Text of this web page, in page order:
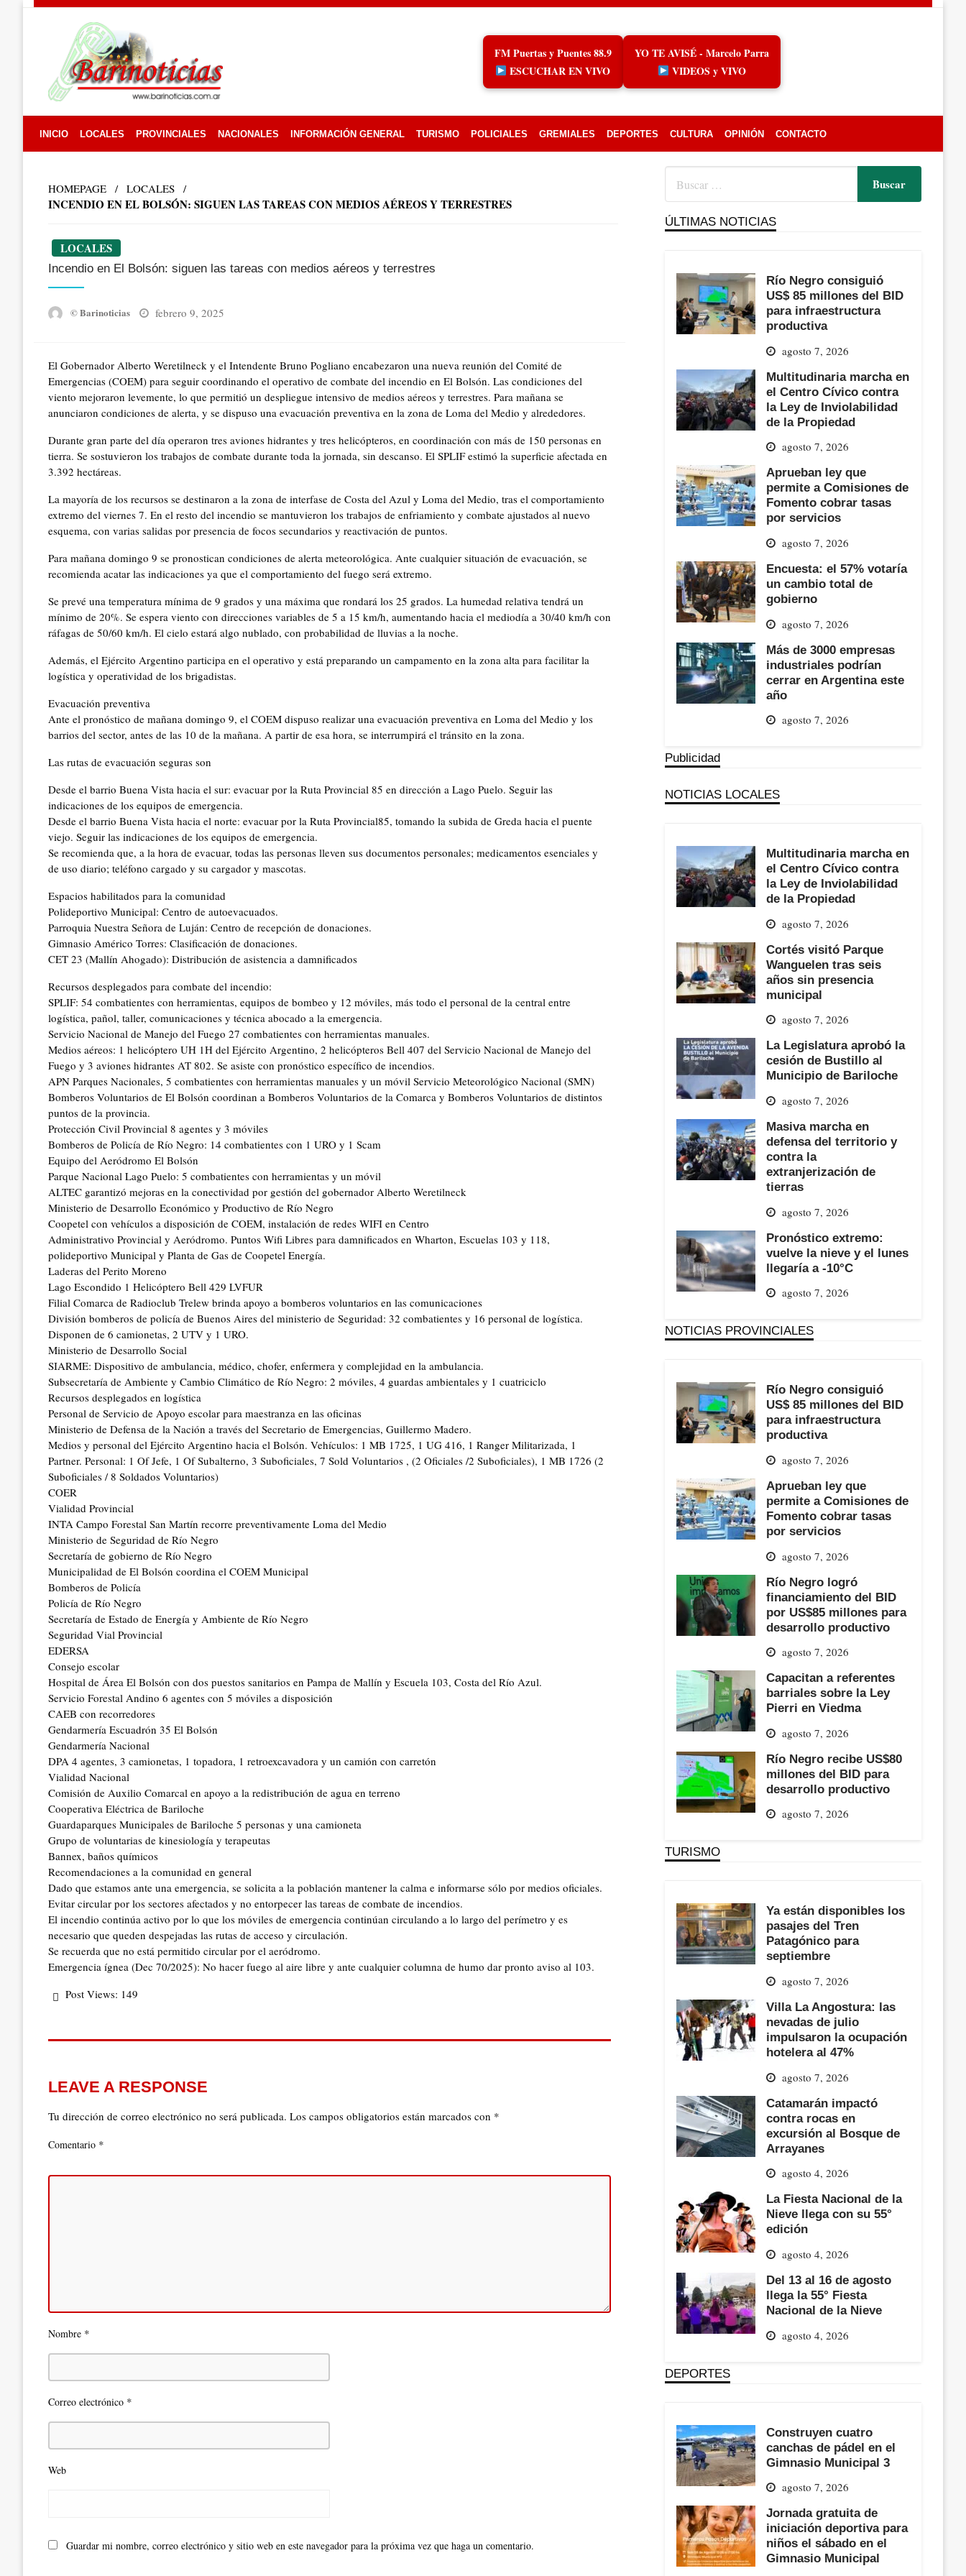
FM Puertas y Puentes 88.9
ESCUCHAR EN VIVO
YO TE AVISÉ - Marcelo Parra
VIDEOS y VIVO
INICIO LOCALES PROVINCIALES NACIONALES INFORMACIÓN GENERAL TURISMO POLICIALES GREMIALES DEPORTES CULTURA OPINIÓN CONTACTO
HOMEPAGE LOCALES
INCENDIO EN EL BOLSÓN: SIGUEN LAS TAREAS CON MEDIOS AÉREOS Y TERRESTRES
LOCALES
Incendio en El Bolsón: siguen las tareas con medios aéreos y terrestres
© Barinoticias
Posted
febrero 9, 2025
El Gobernador Alberto Weretilneck y el Intendente Bruno Pogliano encabezaron una nueva reunión del Comité de
Emergencias (COEM) para seguir coordinando el operativo de combate del incendio en El Bolsón. Las condiciones del
viento mejoraron levemente, lo que permitió un despliegue intensivo de medios aéreos y terrestres. Para mañana se
anunciaron condiciones de alerta, y se dispuso una evacuación preventiva en la zona de Loma del Medio y alrededores.
Durante gran parte del día operaron tres aviones hidrantes y tres helicópteros, en coordinación con más de 150 personas en
tierra. Se sostuvieron los trabajos de combate durante toda la jornada, sin descanso. El SPLIF estimó la superficie afectada en
3.392 hectáreas.
La mayoría de los recursos se destinaron a la zona de interfase de Costa del Azul y Loma del Medio, tras el comportamiento
extremo del viernes 7. En el resto del incendio se mantuvieron los trabajos de enfriamiento y combate ajustados al nuevo
esquema, con varias salidas por presencia de focos secundarios y reactivación de puntos.
Para mañana domingo 9 se pronostican condiciones de alerta meteorológica. Ante cualquier situación de evacuación, se
recomienda acatar las indicaciones ya que el comportamiento del fuego será extremo.
Se prevé una temperatura mínima de 9 grados y una máxima que rondará los 25 grados. La humedad relativa tendrá un
mínimo de 20%. Se espera viento con direcciones variables de 5 a 15 km/h, aumentando hacia el mediodía a 30/40 km/h con
ráfagas de 50/60 km/h. El cielo estará algo nublado, con probabilidad de lluvias a la noche.
Además, el Ejército Argentino participa en el operativo y está preparando un campamento en la zona alta para facilitar la
logística y operatividad de los brigadistas.
Evacuación preventiva
Ante el pronóstico de mañana domingo 9, el COEM dispuso realizar una evacuación preventiva en Loma del Medio y los
barrios del sector, antes de las 10 de la mañana. A partir de esa hora, se interrumpirá el tránsito en la zona.
Las rutas de evacuación seguras son
Desde el barrio Buena Vista hacia el sur: evacuar por la Ruta Provincial 85 en dirección a Lago Puelo. Seguir las
indicaciones de los equipos de emergencia.
Desde el barrio Buena Vista hacia el norte: evacuar por la Ruta Provincial85, tomando la subida de Greda hacia el puente
viejo. Seguir las indicaciones de los equipos de emergencia.
Se recomienda que, a la hora de evacuar, todas las personas lleven sus documentos personales; medicamentos esenciales y
de uso diario; teléfono cargado y su cargador y mascotas.
Espacios habilitados para la comunidad
Polideportivo Municipal: Centro de autoevacuados.
Parroquia Nuestra Señora de Luján: Centro de recepción de donaciones.
Gimnasio Américo Torres: Clasificación de donaciones.
CET 23 (Mallín Ahogado): Distribución de asistencia a damnificados
Recursos desplegados para combate del incendio:
SPLIF: 54 combatientes con herramientas, equipos de bombeo y 12 móviles, más todo el personal de la central entre
logística, pañol, taller, comunicaciones y técnica abocado a la emergencia.
Servicio Nacional de Manejo del Fuego 27 combatientes con herramientas manuales.
Medios aéreos: 1 helicóptero UH 1H del Ejército Argentino, 2 helicópteros Bell 407 del Servicio Nacional de Manejo del
Fuego y 3 aviones hidrantes AT 802. Se asiste con pronóstico específico de incendios.
APN Parques Nacionales, 5 combatientes con herramientas manuales y un móvil Servicio Meteorológico Nacional (SMN)
Bomberos Voluntarios de El Bolsón coordinan a Bomberos Voluntarios de la Comarca y Bomberos Voluntarios de distintos
puntos de la provincia.
Protección Civil Provincial 8 agentes y 3 móviles
Bomberos de Policía de Río Negro: 14 combatientes con 1 URO y 1 Scam
Equipo del Aeródromo El Bolsón
Parque Nacional Lago Puelo: 5 combatientes con herramientas y un móvil
ALTEC garantizó mejoras en la conectividad por gestión del gobernador Alberto Weretilneck
Ministerio de Desarrollo Económico y Productivo de Río Negro
Coopetel con vehículos a disposición de COEM, instalación de redes WIFI en Centro
Administrativo Provincial y Aeródromo. Puntos Wifi Libres para damnificados en Wharton, Escuelas 103 y 118,
polideportivo Municipal y Planta de Gas de Coopetel Energía.
Laderas del Perito Moreno
Lago Escondido 1 Helicóptero Bell 429 LVFUR
Filial Comarca de Radioclub Trelew brinda apoyo a bomberos voluntarios en las comunicaciones
División bomberos de policía de Buenos Aires del ministerio de Seguridad: 32 combatientes y 16 personal de logística.
Disponen de 6 camionetas, 2 UTV y 1 URO.
Ministerio de Desarrollo Social
SIARME: Dispositivo de ambulancia, médico, chofer, enfermera y complejidad en la ambulancia.
Subsecretaría de Ambiente y Cambio Climático de Río Negro: 2 móviles, 4 guardas ambientales y 1 cuatriciclo
Recursos desplegados en logística
Personal de Servicio de Apoyo escolar para maestranza en las oficinas
Ministerio de Defensa de la Nación a través del Secretario de Emergencias, Guillermo Madero.
Medios y personal del Ejército Argentino hacia el Bolsón. Vehículos: 1 MB 1725, 1 UG 416, 1 Ranger Militarizada, 1
Partner. Personal: 1 Of Jefe, 1 Of Subalterno, 3 Suboficiales, 7 Sold Voluntarios , (2 Oficiales /2 Suboficiales), 1 MB 1726 (2
Suboficiales / 8 Soldados Voluntarios)
COER
Vialidad Provincial
INTA Campo Forestal San Martín recorre preventivamente Loma del Medio
Ministerio de Seguridad de Río Negro
Secretaría de gobierno de Río Negro
Municipalidad de El Bolsón coordina el COEM Municipal
Bomberos de Policía
Policía de Río Negro
Secretaría de Estado de Energía y Ambiente de Río Negro
Seguridad Vial Provincial
EDERSA
Consejo escolar
Hospital de Área El Bolsón con dos puestos sanitarios en Pampa de Mallín y Escuela 103, Costa del Río Azul.
Servicio Forestal Andino 6 agentes con 5 móviles a disposición
CAEB con recorredores
Gendarmería Escuadrón 35 El Bolsón
Gendarmería Nacional
DPA 4 agentes, 3 camionetas, 1 topadora, 1 retroexcavadora y un camión con carretón
Vialidad Nacional
Comisión de Auxilio Comarcal en apoyo a la redistribución de agua en terreno
Cooperativa Eléctrica de Bariloche
Guardaparques Municipales de Bariloche 5 personas y una camioneta
Grupo de voluntarias de kinesiología y terapeutas
Bannex, baños químicos
Recomendaciones a la comunidad en general
Dado que estamos ante una emergencia, se solicita a la población mantener la calma e informarse sólo por medios oficiales.
Evitar circular por los sectores afectados y no entorpecer las tareas de combate de incendios.
El incendio continúa activo por lo que los móviles de emergencia continúan circulando a lo largo del perímetro y es
necesario que queden despejadas las rutas de acceso y circulación.
Se recuerda que no está permitido circular por el aeródromo.
Emergencia ígnea (Dec 70/2025): No hacer fuego al aire libre y ante cualquier columna de humo dar pronto aviso al 103.
Post Views: 149
LEAVE A RESPONSE
Tu dirección de correo electrónico no será publicada. Los campos obligatorios están marcados con *
Comentario *
Nombre *
Correo electrónico *
Web
Guardar mi nombre, correo electrónico y sitio web en este navegador para la próxima vez que haga un comentario.
ÚLTIMAS NOTICIAS
Río Negro consiguió
US$ 85 millones del BID
para infraestructura
productiva
agosto 7, 2026
Multitudinaria marcha en
el Centro Cívico contra
la Ley de Inviolabilidad
de la Propiedad
agosto 7, 2026
Aprueban ley que
permite a Comisiones de
Fomento cobrar tasas
por servicios
agosto 7, 2026
Encuesta: el 57% votaría
un cambio total de
gobierno
agosto 7, 2026
Más de 3000 empresas
industriales podrían
cerrar en Argentina este
año
agosto 7, 2026
Publicidad
NOTICIAS LOCALES
Multitudinaria marcha en
el Centro Cívico contra
la Ley de Inviolabilidad
de la Propiedad
agosto 7, 2026
Cortés visitó Parque
Wanguelen tras seis
años sin presencia
municipal
agosto 7, 2026
La Legislatura aprobó la
cesión de Bustillo al
Municipio de Bariloche
agosto 7, 2026
Masiva marcha en
defensa del territorio y
contra la
extranjerización de
tierras
agosto 7, 2026
Pronóstico extremo:
vuelve la nieve y el lunes
llegaría a -10°C
agosto 7, 2026
NOTICIAS PROVINCIALES
Río Negro consiguió
US$ 85 millones del BID
para infraestructura
productiva
agosto 7, 2026
Aprueban ley que
permite a Comisiones de
Fomento cobrar tasas
por servicios
agosto 7, 2026
Río Negro logró
financiamiento del BID
por US$85 millones para
desarrollo productivo
agosto 7, 2026
Capacitan a referentes
barriales sobre la Ley
Pierri en Viedma
agosto 7, 2026
Río Negro recibe US$80
millones del BID para
desarrollo productivo
agosto 7, 2026
TURISMO
Ya están disponibles los
pasajes del Tren
Patagónico para
septiembre
agosto 7, 2026
Villa La Angostura: las
nevadas de julio
impulsaron la ocupación
hotelera al 47%
agosto 7, 2026
Catamarán impactó
contra rocas en
excursión al Bosque de
Arrayanes
agosto 4, 2026
La Fiesta Nacional de la
Nieve llega con su 55°
edición
agosto 4, 2026
Del 13 al 16 de agosto
llega la 55° Fiesta
Nacional de la Nieve
agosto 4, 2026
DEPORTES
Construyen cuatro
canchas de pádel en el
Gimnasio Municipal 3
agosto 7, 2026
Jornada gratuita de
iniciación deportiva para
niños el sábado en el
Gimnasio Municipal